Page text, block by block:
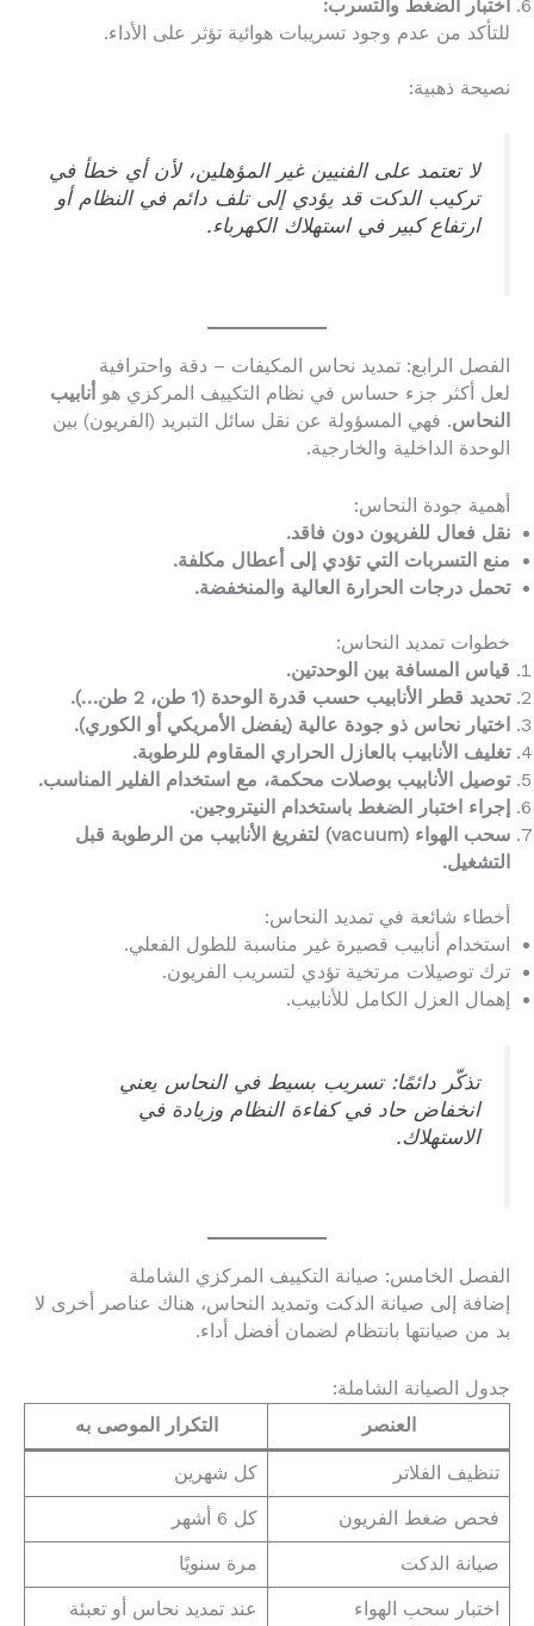
اختبار الضغط والتسرب:
للتأكد من عدم وجود تسريبات هوائية تؤثر على الأداء.
نصيحة ذهبية:
لا تعتمد على الفنيين غير المؤهلين، لأن أي خطأ في
تركيب الدكت قد يؤدي إلى تلف دائم في النظام أو
ارتفاع كبير في استهلاك الكهرباء.
الفصل الرابع: تمديد نحاس المكيفات – دقة واحترافية
لعل أكثر جزء حساس في نظام التكييف المركزي هو أنابيب
النحاس. فهي المسؤولة عن نقل سائل التبريد (الفريون) بين
الوحدة الداخلية والخارجية.
أهمية جودة النحاس:
نقل فعال للفريون دون فاقد.
منع التسربات التي تؤدي إلى أعطال مكلفة.
تحمل درجات الحرارة العالية والمنخفضة.
خطوات تمديد النحاس:
قياس المسافة بين الوحدتين.
تحديد قطر الأنابيب حسب قدرة الوحدة (1 طن، 2 طن…).
اختيار نحاس ذو جودة عالية (يفضل الأمريكي أو الكوري).
تغليف الأنابيب بالعازل الحراري المقاوم للرطوبة.
توصيل الأنابيب بوصلات محكمة، مع استخدام الفلير المناسب.
إجراء اختبار الضغط باستخدام النيتروجين.
سحب الهواء (vacuum) لتفريغ الأنابيب من الرطوبة قبل
التشغيل.
أخطاء شائعة في تمديد النحاس:
استخدام أنابيب قصيرة غير مناسبة للطول الفعلي.
ترك توصيلات مرتخية تؤدي لتسريب الفريون.
إهمال العزل الكامل للأنابيب.
تذكّر دائمًا: تسريب بسيط في النحاس يعني
انخفاض حاد في كفاءة النظام وزيادة في
الاستهلاك.
الفصل الخامس: صيانة التكييف المركزي الشاملة
إضافة إلى صيانة الدكت وتمديد النحاس، هناك عناصر أخرى لا
بد من صيانتها بانتظام لضمان أفضل أداء.
جدول الصيانة الشاملة:
العنصر
التكرار الموصى به
تنظيف الفلاتر كل شهرين
فحص ضغط الفريون كل 6 أشهر
صيانة الدكت مرة سنويًا
اختبار سحب الهواء
عند تمديد نحاس أو تعبئة